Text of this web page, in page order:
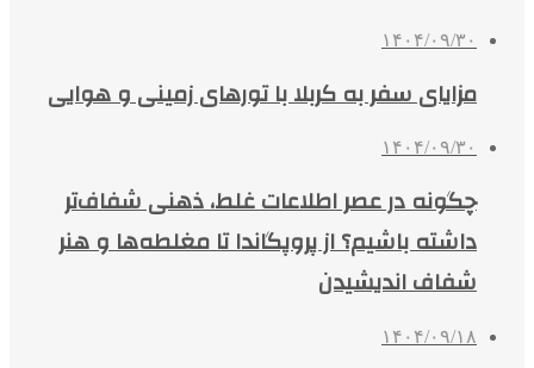
۱۴۰۴/۰۹/۳۰
مزایای سفر به کربلا با تورهای زمینی و هوایی
۱۴۰۴/۰۹/۳۰
چگونه در عصر اطلاعات غلط، ذهنی شفاف‌تر
داشته باشیم؟ از پروپگاندا تا مغلطه‌ها و هنر
شفاف اندیشیدن
۱۴۰۴/۰۹/۱۸